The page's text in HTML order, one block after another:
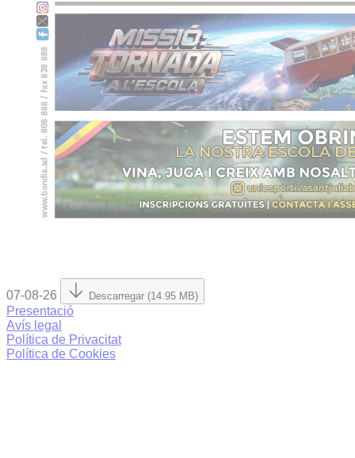
07-08-26 Descarregar (14.95 MB)
Presentació
Avís legal
Política de Privacitat
Política de Cookies